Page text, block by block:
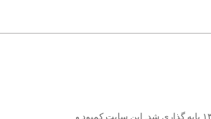
فضول محله در ۱۳ اسفند ۱۳۸۷ پایه گذاری شد. این سایت کمبود و